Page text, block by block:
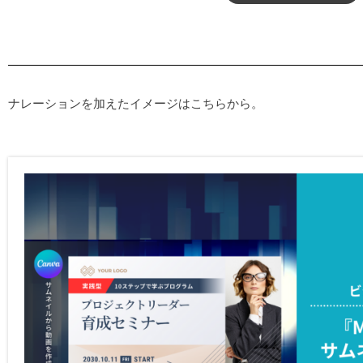
ナレーションを加えたイメージはこちらから。